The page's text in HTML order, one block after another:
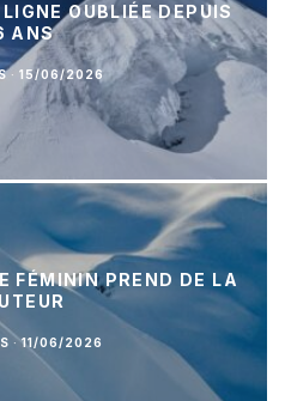
OUBLIÉE DEPUIS
ANS
· 15/06/2026
FÉMININ PREND DE LA
· 11/06/2026